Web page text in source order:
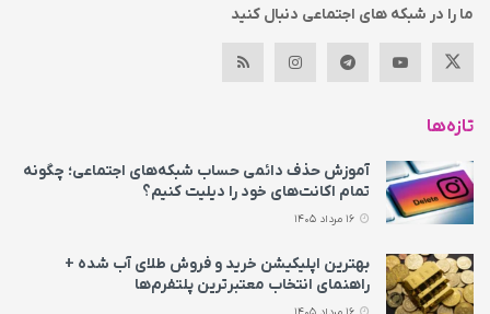
ما را در شبکه های اجتماعی دنبال کنید
تازه‌ها
آموزش حذف دائمی حساب شبکه‌های اجتماعی؛ چگونه
تمام اکانت‌های خود را دیلیت کنیم؟
بهترین اپلیکیشن خرید و فروش طلای آب شده +
راهنمای انتخاب معتبرترین پلتفرم‌ها